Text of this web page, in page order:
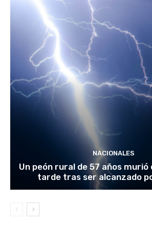
NACIONALES
Un peón rural de 57 años murió
tarde tras ser alcanzado